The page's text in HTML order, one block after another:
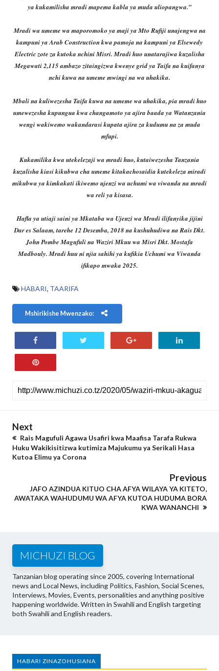
ya kukamilisha mradi mapema kabla ya muda uliopangwa.”
Mradi wa umeme wa maporomoko ya maji ya Mto Rufiji unajengwa na
kampuni ya Arab Construction kwa pamoja na kampuni ya Elsewedy
Electric zote za kutoka nchini Misri. Mradi huo unatarajiwa kuzalisha
Megawati 2,115 ambazo zitaingizwa kwenye grid ya Taifa na kuifanya
nchi kuwa na umeme mwingi na wa uhakika.
Mbali na kuliwezesha Taifa kuwa na umeme wa uhakika, pia mradi huo
umewezesha kupungua kwa changamoto ya ajira baada ya Watanzania
wengi wakiwemo wakandarasi kupata ajira za kudumu na za muda
mfupi.
Kukamilika kwa utekelezaji wa mradi huo, kutaiwezesha Tanzania
kuzalisha kiasi kikubwa cha umeme kitakachosaidia kutekeleza miradi
mikubwa ya kimkakati ikiwemo ujenzi wa uchumi wa viwanda na mradi
wa reli ya kisasa.
Hafla ya utiaji saini ya Mkataba wa Ujenzi wa Mradi ilifanyika jijini
Dar es Salaam, tarehe 12 Desemba, 2018 na kushuhudiwa na Rais Dkt.
John Pombe Magufuli na Waziri Mkuu wa Misri Dkt. Mostafa
Madbouly. Mradi huu ni njia sahihi ya kufikia Uchumi wa Viwanda
ifikapo mwaka 2025.
HABARI, TAARIFA
Mshirikishe Mwenzako:
Next
Rais Magufuli Agawa Usafiri kwa Maafisa Tarafa Rukwa
Huku Wakikisitizwa kutimiza Majukumu ya Serikali Hasa
Kutoa Elimu ya Corona
Previous
JAFO AZINDUA KITUO CHA AFYA WILAYA YA KITETO,
AWATAKA WAHUDUMU WA AFYA KUTOA HUDUMA BORA
KWA WANANCHI
MICHUZI BLOG
Tanzanian blog operating since 2005, covering International
news and Local News, including Politics, Fashion, Social Scenes,
Interviews, Movies, Events, personalities and anything positive
happening worldwide. Written in Swahili and English targeting
both Swahili and English readers.
HABARI ZINAZOHUSIANA